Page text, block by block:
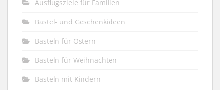
Ausflugsziele für Familien
Bastel- und Geschenkideen
Basteln für Ostern
Basteln für Weihnachten
Basteln mit Kindern